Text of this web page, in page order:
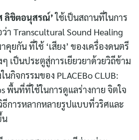
ลิขิตอนุสรณ์’ใช้เป็นสถานที่ในการ
า Transcultural Sound Healing
ยกัน ที่ใช้ ‘เสียง’ ของเครื่องดนตรี
เป็นประตูสู่การเยียวยาด้วยวิถีข้าม
กิจกรรมของ PLACEBo CLUB:
พื้นที่ที่ใช้ในการดูแลร่างกาย จิตใจ
การหลากหลายรูปแบบที่วริศและ
น